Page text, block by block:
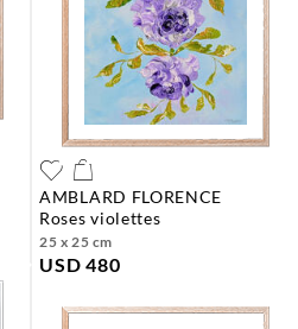
AMBLARD FLORENCE
roses violettes
25 x 25 cm
USD 480